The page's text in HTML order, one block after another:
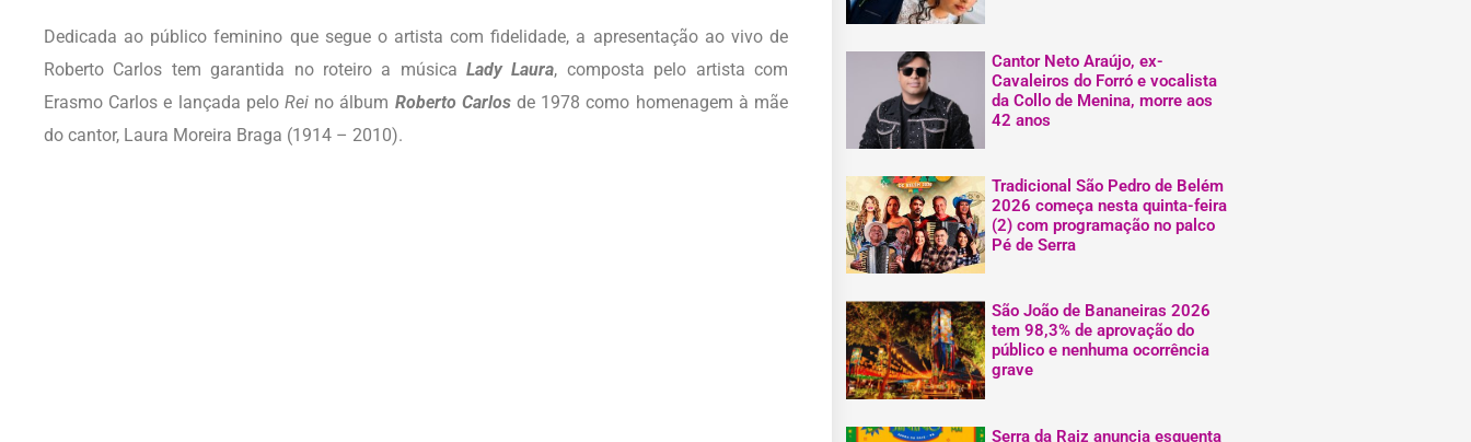
Dedicada ao público feminino que segue o artista com fidelidade, a apresentação ao vivo de
Roberto Carlos tem garantida no roteiro a músicaLady Laura, composta pelo artista com
Erasmo Carlos e lançada pelo Rei no álbum Roberto Carlosde 1978 como homenagem à mãe
do cantor, Laura Moreira Braga (1914 – 2010).
Cantor Neto Araújo, ex-
Cavaleiros do Forró e vocalista
da Collo de Menina, morre aos
42 anos
Tradicional São Pedro de Belém
2026 começa nesta quinta-feira
(2) com programação no palco
Pé de Serra
São João de Bananeiras 2026
tem 98,3% de aprovação do
público e nenhuma ocorrência
grave
Serra da Raiz anuncia esquenta